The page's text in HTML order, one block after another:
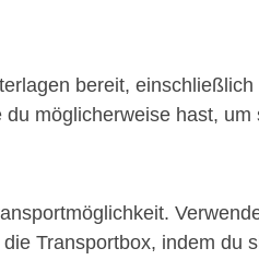
bereit,
möglicherweise hast,
Transportbox, indem